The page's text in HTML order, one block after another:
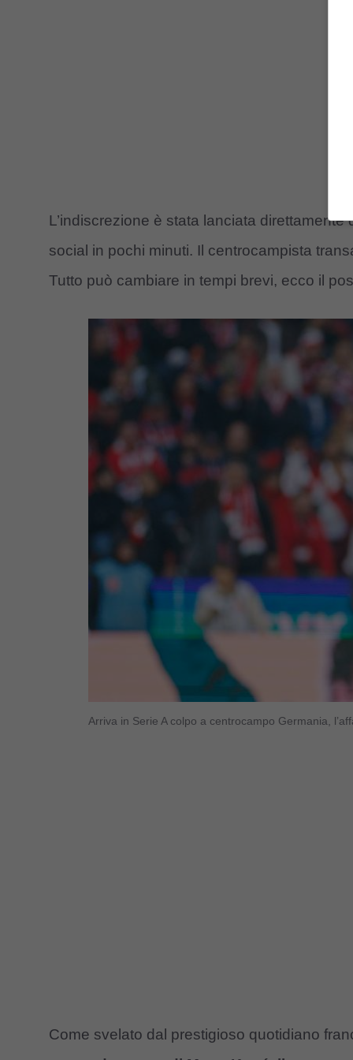
L’indiscrezione è stata lanciata
social in pochi minuti. Il centrocampista
Tutto può cambiare in tempi brevi, ecco il
Arriva in Serie A colpo a centrocampo Germania,
Come svelato dal prestigioso quotidiano